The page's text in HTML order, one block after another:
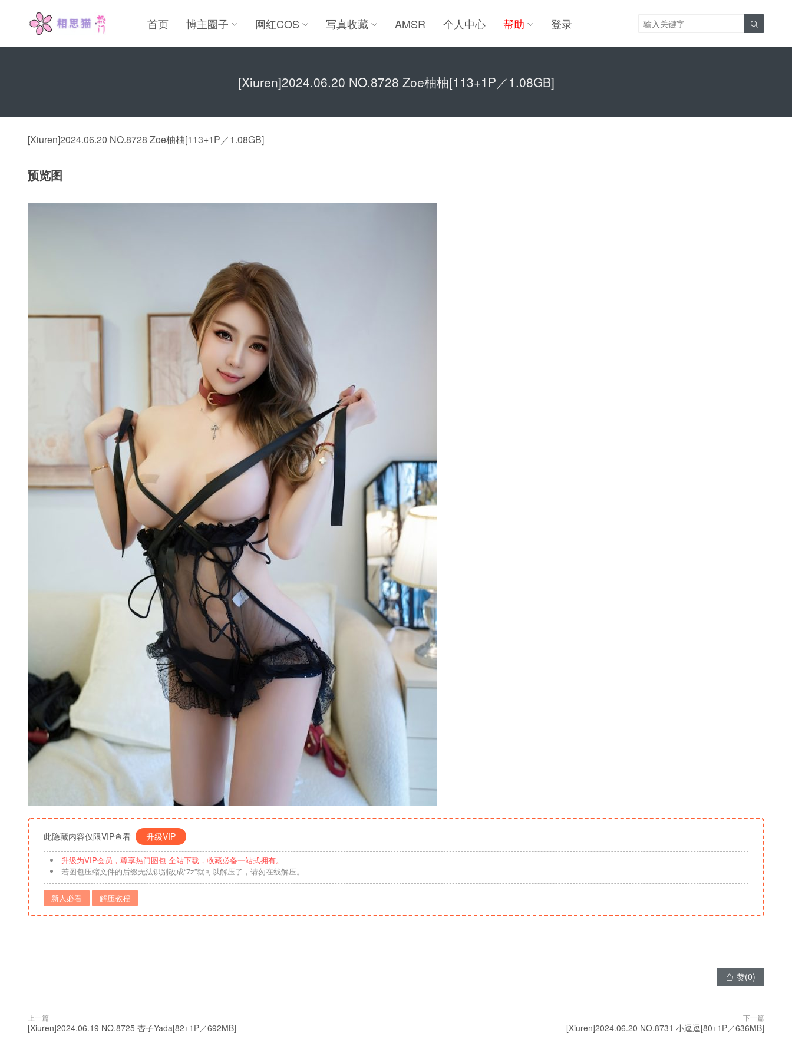
首页 博主圈子 网红COS 写真收藏 AMSR 个人中心 帮助 登录 
[Xiuren]2024.06.20 NO.8728 Zoe柚柚[113+1P／1.08GB]
[Xiuren]2024.06.20 NO.8728 Zoe柚柚[113+1P／1.08GB]
预览图
此隐藏内容仅限VIP查看 升级VIP
升级为VIP会员，尊享热门图包 全站下载，收藏必备一站式拥有。
若图包压缩文件的后缀无法识别改成“7z”就可以解压了，请勿在线解压。
新人必看 解压教程
 赞(0)
上一篇
[Xiuren]2024.06.19 NO.8725 杏子Yada[82+1P／692MB]
下一篇
[Xiuren]2024.06.20 NO.8731 小逗逗[80+1P／636MB]